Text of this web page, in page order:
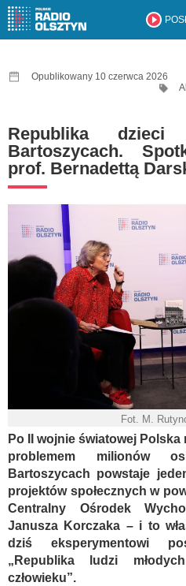
Opublikowany 10 czerwca 2026
Republika dzieci
Bartoszycach.
prof. Bernadettą
Fot. M.
Po II wojnie światowej
problemem milionów
Bartoszycach powstaje
projektów społecznych w
Centralny Ośrodek
Janusza Korczaka – i to
dziś eksperymentowi
„Republika ludzi
człowieku”.